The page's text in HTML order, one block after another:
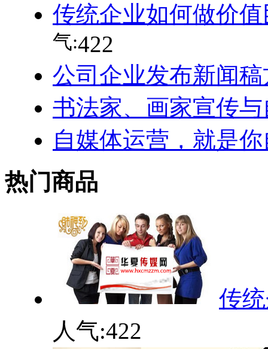
传统企业如何做价
气:422
公司企业发布新闻
书法家、画家宣传
自媒体运营，就是
热门商品
传
人气:422